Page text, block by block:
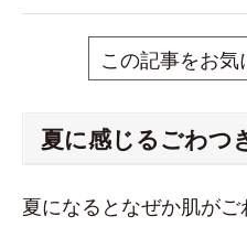
この記事をお気
夏に感じるごわつ
夏になるとなぜか肌が